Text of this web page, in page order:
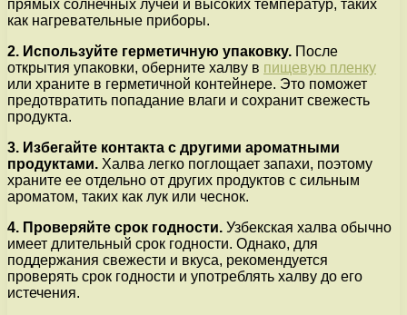
прямых солнечных лучей и высоких температур, таких
как нагревательные приборы.
2. Используйте герметичную упаковку. После
открытия упаковки, оберните халву в пищевую пленку
или храните в герметичной контейнере. Это поможет
предотвратить попадание влаги и сохранит свежесть
продукта.
3. Избегайте контакта с другими ароматными
продуктами. Халва легко поглощает запахи, поэтому
храните ее отдельно от других продуктов с сильным
ароматом, таких как лук или чеснок.
4. Проверяйте срок годности. Узбекская халва обычно
имеет длительный срок годности. Однако, для
поддержания свежести и вкуса, рекомендуется
проверять срок годности и употреблять халву до его
истечения.